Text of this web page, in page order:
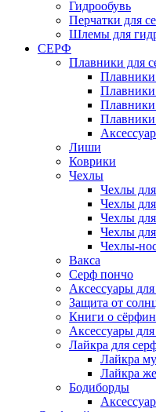
Гидрообувь
Перчатки для
Шлемы для
СЕРФ
Плавники для
Плавники
Плавники
Лиши
Коврики
Чехлы
Чехлы
Чехлы
Чехлы
Чехлы
Чехлы-
Вакса
Серф пончо
Аксессуары
Защита от
Книги о
Аксессуары
Лайкра для
Лайкра
Лайкра
Бодиборды